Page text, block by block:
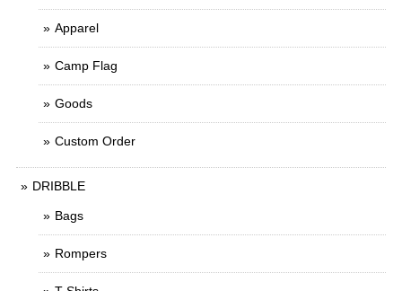
Apparel
Camp Flag
Goods
Custom Order
DRIBBLE
Bags
Rompers